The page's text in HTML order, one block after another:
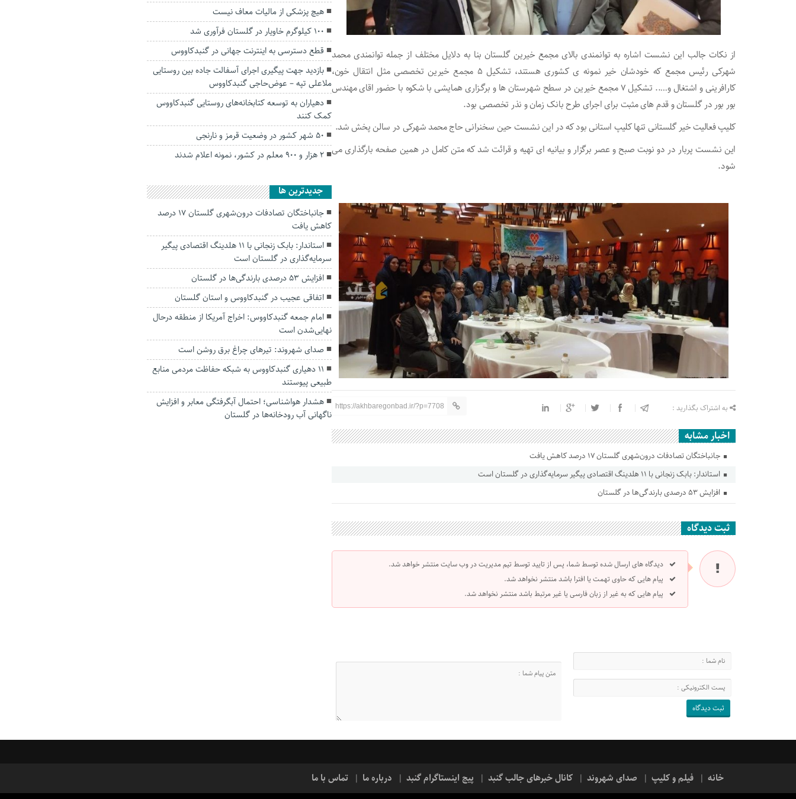
از نکات جالب این نشست اشاره به توانمندی بالای مجمع خیرین گلستان بنا به دلایل مختلف از جمله توانمندی محمد
شهرکی رئیس مجمع که خودشان خیر نمونه ی کشوری هستند، تشکیل ۵ مجمع خیرین تخصصی مثل انتقال خون،
کارافرینی و اشتغال و….. تشکیل ۷ مجمع خیرین در سطح شهـرستان ها و برگـزاری همایشی با شکوه با حضور اقای مهندس
بور بور در گلستان و قدم های مثبت برای اجرای طرح بانک زمان و نذر تخصصی بود.
کلیپ فعالیت خیر گلستانی تنها کلیپ استانی بود که در این نشست حین سخنرانی حاج محمد شهرکی در سالن پخش شد.
این نشست پربار در دو نوبت صبح و عصر برگزار و بیانیه ای تهیه و قرائت شد که متن کامل در همین صفحه بارگذاری می
شود.
به اشتراک بگذارید : https://akhbaregonbad.ir/?p=7708
اخبار مشابه
جانباختگان تصادفات درون‌شهری گلستان ۱۷ درصد کاهش یافت
استاندار: بابک زنجانی با ۱۱ هلدینگ اقتصادی پیگیر سرمایه‌گذاری در گلستان است
افزایش ۵۳ درصدی بارندگی‌ها در گلستان
ثبت دیدگاه
دیدگاه های ارسال شده توسط شما، پس از تایید توسط تیم مدیریت در وب سایت منتشر خواهد شد.
پیام هایی که حاوی تهمت یا افترا باشد منتشر نخواهد شد.
پیام هایی که به غیر از زبان فارسی یا غیر مرتبط باشد منتشر نخواهد شد.
هیچ پزشکی از مالیات معاف نیست
۱۰۰ کیلوگرم خاویار در گلستان فرآوری شد
قطع دسترسی به اینترنت جهانی در گنبدکاووس
بازدید جهت پیگیری اجرای آسفالت جاده بین روستایی
ملاعلی تپه – عوض‌حاجی گنبدکاووس
دهیاران به توسعه کتابخانه‌های روستایی گنبدکاووس
کمک کنند
۵۰ شهر کشور در وضعیت قرمز و نارنجی
۲ هزار و ۹۰۰ معلم در کشور، نمونه اعلام شدند
جديدترين ها
جانباختگان تصادفات درون‌شهری گلستان ۱۷ درصد
کاهش یافت
استاندار: بابک زنجانی با ۱۱ هلدینگ اقتصادی پیگیر
سرمایه‌گذاری در گلستان است
افزایش ۵۳ درصدی بارندگی‌ها در گلستان
اتفاقی عجیب در‌ گنبدکاووس و استان گلستان
امام جمعه گنبدکاووس: اخراج آمریکا از منطقه درحال
نهایی‌شدن است
صدای شهروند: تیرهای چراغ برق روشن است
۱۱ دهیاری گنبدکاووس به شبکه حفاظت مردمی منابع
طبیعی پیوستند
هشدار هواشناسی؛ احتمال آبگرفتگی معابر و افزایش
ناگهانی آب رودخانه‌ها در گلستان
خانه فیلم و کلیپ صدای شهروند کانال خبرهای جالب گنبد پیج اینستاگرام گنبد درباره ما تماس با ما